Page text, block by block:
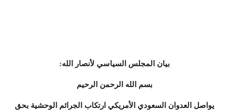
بيان المجلس السياسي لأنصار الله:
بسم الله الرحمن الرحيم
يواصل العدوان السعودي الأمريكي ارتكاب الجرائم الوحشية بحق